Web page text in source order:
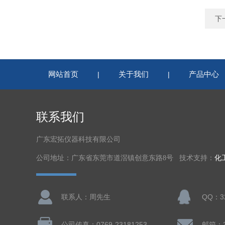
下
网站首页 | 关于我们 | 产品中心
联系我们
广东宏拓仪器科技有限公司
公司地址：广东省东莞市道滘镇创意东路8号 技术支持： 化
联系人：周先生 QQ：